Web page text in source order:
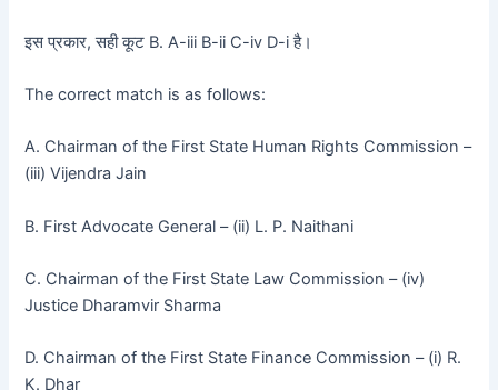
इस प्रकार, सही कूट B. A-iii B-ii C-iv D-i है।
The correct match is as follows:
A. Chairman of the First State Human Rights Commission –
(iii) Vijendra Jain
B. First Advocate General – (ii) L. P. Naithani
C. Chairman of the First State Law Commission – (iv)
Justice Dharamvir Sharma
D. Chairman of the First State Finance Commission – (i) R.
K. Dhar